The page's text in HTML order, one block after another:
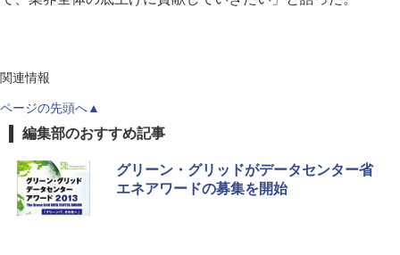
関連情報
ページの先頭へ▲
編集部のおすすめ記事
グリーン・グリッドがデータセンター省
エネアワードの募集を開始